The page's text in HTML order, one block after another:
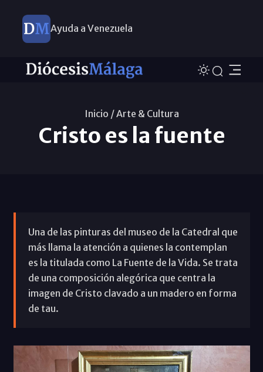
Ayuda a Venezuela
Inicio /Arte & Cultura
Cristo es la fuente
Una de las pinturas del museo de la Catedral que
más llama la atención a quienes la contemplan
es la titulada como La Fuente de la Vida. Se trata
de una composición alegórica que centra la
imagen de Cristo clavado a un madero en forma
de tau.